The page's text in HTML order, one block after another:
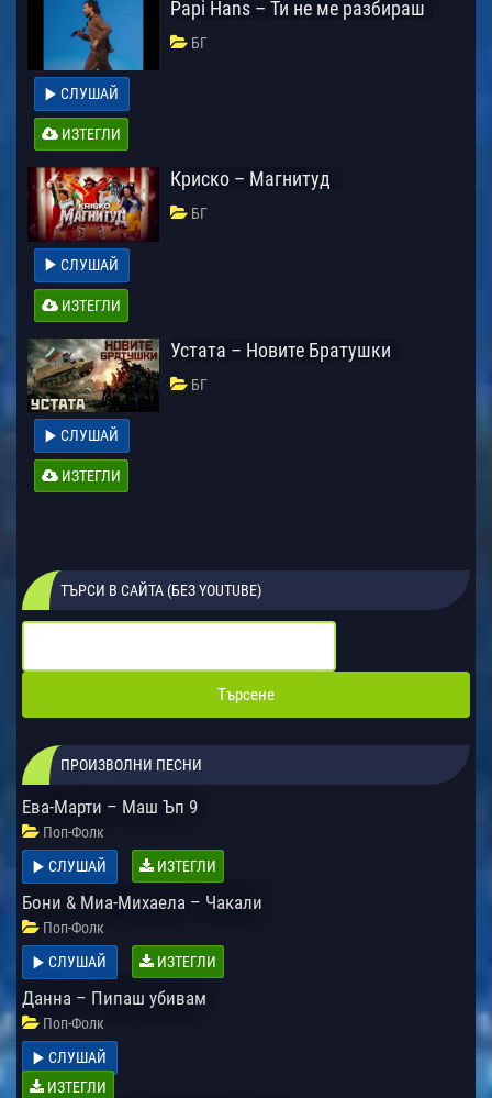
Papi Hans – Ти не ме разбираш
БГ
СЛУШАЙ
ИЗТЕГЛИ
Криско – Магнитуд
БГ
СЛУШАЙ
ИЗТЕГЛИ
Устата – Новите Братушки
БГ
СЛУШАЙ
ИЗТЕГЛИ
ТЪРСИ В САЙТА (БЕЗ YOUTUBE)
ПРОИЗВОЛНИ ПЕСНИ
Eва-Марти – Маш Ъп 9
Поп-Фолк
СЛУШАЙ
ИЗТЕГЛИ
Бони & Миа-Михаела – Чакали
Поп-Фолк
СЛУШАЙ
ИЗТЕГЛИ
Данна – Пипаш убивам
Поп-Фолк
СЛУШАЙ
ИЗТЕГЛИ